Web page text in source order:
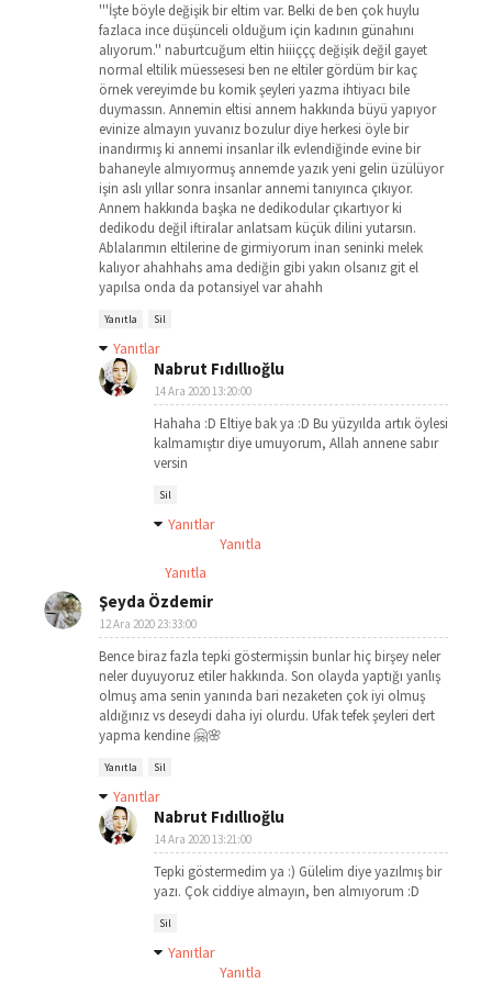
'''İşte böyle değişik bir eltim var. Belki de ben çok huylu
fazlaca ince düşünceli olduğum için kadının günahını
alıyorum.'' naburtcuğum eltin hiiiççç değişik değil gayet
normal eltilik müessesesi ben ne eltiler gördüm bir kaç
örnek vereyimde bu komik şeyleri yazma ihtiyacı bile
duymassın. Annemin eltisi annem hakkında büyü yapıyor
evinize almayın yuvanız bozulur diye herkesi öyle bir
inandırmış ki annemi insanlar ilk evlendiğinde evine bir
bahaneyle almıyormuş annemde yazık yeni gelin üzülüyor
işin aslı yıllar sonra insanlar annemi tanıyınca çıkıyor.
Annem hakkında başka ne dedikodular çıkartıyor ki
dedikodu değil iftiralar anlatsam küçük dilini yutarsın.
Ablalarımın eltilerine de girmiyorum inan seninki melek
kalıyor ahahhahs ama dediğin gibi yakın olsanız git el
yapılsa onda da potansiyel var ahahh
Yanıtla Sil
Yanıtlar
Nabrut Fıdıllıoğlu
14 Ara 2020 13:20:00
Hahaha :D Eltiye bak ya :D Bu yüzyılda artık öylesi
kalmamıştır diye umuyorum, Allah annene sabır
versin
Sil
Yanıtlar
Yanıtla
Yanıtla
Şeyda Özdemir
12 Ara 2020 23:33:00
Bence biraz fazla tepki göstermişsin bunlar hiç birşey neler
neler duyuyoruz etiler hakkında. Son olayda yaptığı yanlış
olmuş ama senin yanında bari nezaketen çok iyi olmuş
aldığınız vs deseydi daha iyi olurdu. Ufak tefek şeyleri dert
yapma kendine 🤗🌸
Yanıtla Sil
Yanıtlar
Nabrut Fıdıllıoğlu
14 Ara 2020 13:21:00
Tepki göstermedim ya :) Gülelim diye yazılmış bir
yazı. Çok ciddiye almayın, ben almıyorum :D
Sil
Yanıtlar
Yanıtla